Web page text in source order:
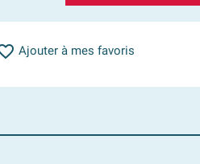
Ajouter à mes favoris